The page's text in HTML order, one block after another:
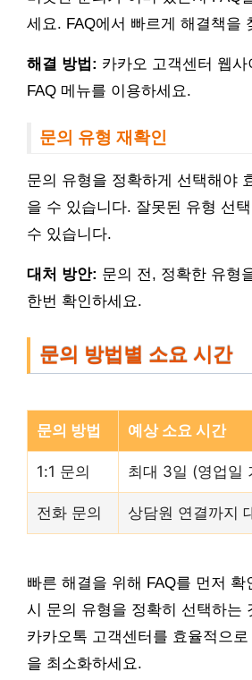
세요. FAQ에서 빠르게 해결책을
해결 방법: 카카오 고객센터 웹
FAQ 메뉴를 이용하세요.
문의 유형 재확인
문의 유형을 정확하게 선택해야
을 수 있습니다. 잘못된 유형 선
수 있습니다.
대처 방안: 문의 전, 정확한 유형
한번 확인하세요.
문의 방법별 소요 시간
문의 방법 예상 소요 시간
1:1 문의 최대 3일 (영업일
전화 문의 상담원 연결까지
빠른 해결을 위해 FAQ를 먼저 확
시 문의 유형을 정확히 선택하는
카카오톡 고객센터를 효율적으
을 최소화하세요.